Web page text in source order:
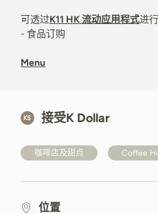
可透过K11 HK 流动应用程式进
- 食品订购
Menu
接受K Dollar
咖啡店及甜点 Coffee
位置